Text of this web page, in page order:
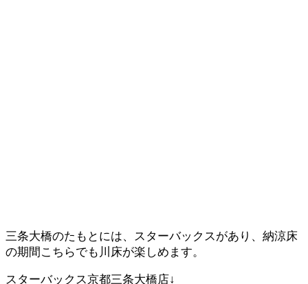
三条大橋のたもとには、スターバックスがあり、納涼床
の期間こちらでも川床が楽しめます。
スターバックス京都三条大橋店↓